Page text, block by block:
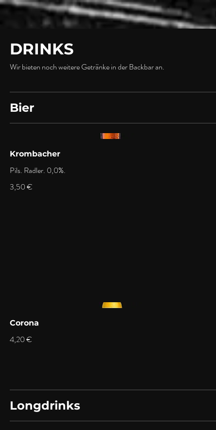
DRINKS
Wir bieten noch weitere Getränke in der Backbar an.
Bier
Krombacher
Pils. Radler. 0,0%.
3,50 €
Corona
4,20 €
Longdrinks